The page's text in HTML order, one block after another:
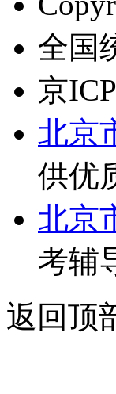
全国
京
北京
供优
北京
考辅
返回顶